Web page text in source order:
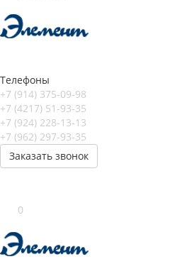
Телефоны
+7 (914) 375-09-98
+7 (4217) 51-93-35
+7 (924) 228-13-13
+7 (962) 297-93-35
Заказать звонок
0